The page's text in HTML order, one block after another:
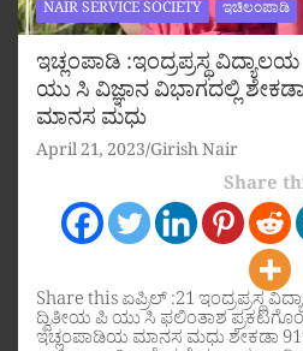
NAIR SERVICE SOCIETY ಇಚಿಲಂಪಾಡಿ
ಇಚ್ಲಂಪಾಡಿ :ಇಂದ್ರಪ್ರಸ್ಥ
ಯು ಸಿ ವಿಜ್ಞಾನ ವಿಭಾಗದಲ್ಲಿ
ಮಾನಸ ಮಧು
April 21, 2023 Girish Nair
Share
Share this ಏಪ್ರಿಲ್ :21 ಇಂದ್ರಪ್ರಸ್ಥ
ದ್ವಿತೀಯ ಪಿ ಯು ಸಿ ಫಲಿಂತಾಶ
ಇಚ್ಲಂಪಾಡಿಯ ಮಾನಸ ಮಧು ಶೇಕಡಾ